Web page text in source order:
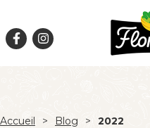
Accueil > Blog > 2022